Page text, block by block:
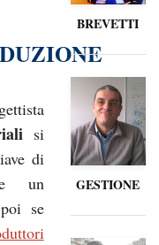
si
di
un
se
BREVETTI
GESTIONE